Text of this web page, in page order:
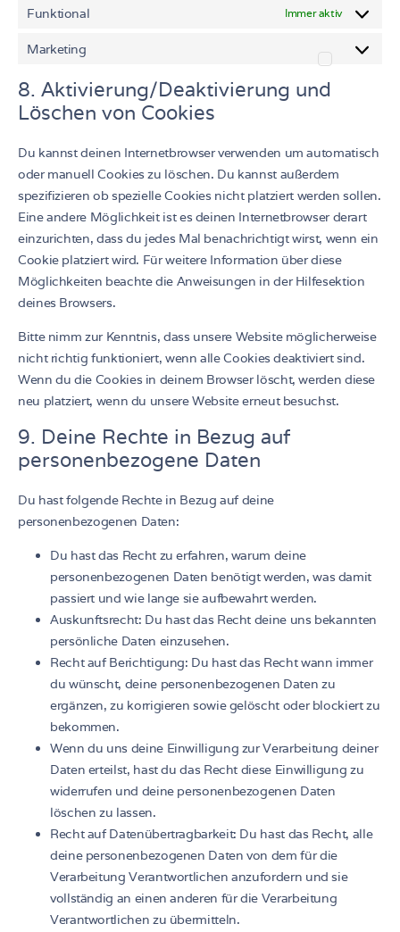
Funktional Immer aktiv
Marketing
8. Aktivierung/Deaktivierung und
Löschen von Cookies
Du kannst deinen Internetbrowser verwenden um automatisch
oder manuell Cookies zu löschen. Du kannst außerdem
spezifizieren ob spezielle Cookies nicht platziert werden sollen.
Eine andere Möglichkeit ist es deinen Internetbrowser derart
einzurichten, dass du jedes Mal benachrichtigt wirst, wenn ein
Cookie platziert wird. Für weitere Information über diese
Möglichkeiten beachte die Anweisungen in der Hilfesektion
deines Browsers.
Bitte nimm zur Kenntnis, dass unsere Website möglicherweise
nicht richtig funktioniert, wenn alle Cookies deaktiviert sind.
Wenn du die Cookies in deinem Browser löscht, werden diese
neu platziert, wenn du unsere Website erneut besuchst.
9. Deine Rechte in Bezug auf
personenbezogene Daten
Du hast folgende Rechte in Bezug auf deine
personenbezogenen Daten:
Du hast das Recht zu erfahren, warum deine
personenbezogenen Daten benötigt werden, was damit
passiert und wie lange sie aufbewahrt werden.
Auskunftsrecht: Du hast das Recht deine uns bekannten
persönliche Daten einzusehen.
Recht auf Berichtigung: Du hast das Recht wann immer
du wünscht, deine personenbezogenen Daten zu
ergänzen, zu korrigieren sowie gelöscht oder blockiert zu
bekommen.
Wenn du uns deine Einwilligung zur Verarbeitung deiner
Daten erteilst, hast du das Recht diese Einwilligung zu
widerrufen und deine personenbezogenen Daten
löschen zu lassen.
Recht auf Datenübertragbarkeit: Du hast das Recht, alle
deine personenbezogenen Daten von dem für die
Verarbeitung Verantwortlichen anzufordern und sie
vollständig an einen anderen für die Verarbeitung
Verantwortlichen zu übermitteln.